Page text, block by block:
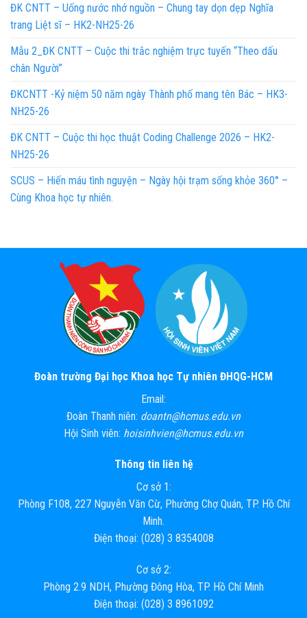
ĐK CNTT – Uống nước nhớ nguồn – Chung tay dọn dẹp Nghĩa
trang Liệt sĩ – HK2-NH25-26
Mẫu 2_ĐK CNTT – Cuộc thi trắc nghiệm trực tuyến “Theo dấu
chân Người”
ĐKCNTT -Kỷ niệm 50 năm ngày Thành phố mang tên Bác – HK3-
NH25-26
ĐK CNTT – Cuộc thi học thuật Coding Challenge 2026 – HK2-
NH25-26
SCUS – Hiến máu tình nguyện – Ngày hội trạm sống khỏe 360° –
Cùng Khoa học tự nhiên.
Đoàn trường Đại học Khoa học Tự nhiên ĐHQG-HCM
Email:
Đoàn Thanh niên: doantn@hcmus.edu.vn
Hội Sinh viên: hoisinhvien@hcmus.edu.vn
Thông tin liên hệ
Cơ sở 1:
Phòng F108, 227 Nguyễn Văn Cừ, Phường Chợ Quán, TP. Hồ Chí
Minh.
Điện thoại: (028) 3 8354008
Cơ sở 2:
Phòng 2.9 NDH, Phường Đông Hòa, TP. Hồ Chí Minh
Điện thoại: (028) 3 8961092